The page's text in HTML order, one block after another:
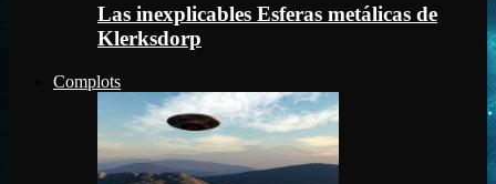
Las inexplicables Esferas metálicas de
Klerksdorp
Complots